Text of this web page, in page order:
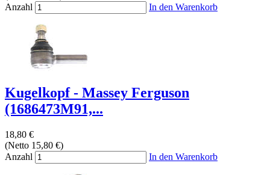
Anzahl
In den Warenkorb
Kugelkopf - Massey Ferguson
(1686473M91,...
18,80 €
(Netto 15,80 €)
Anzahl
In den Warenkorb